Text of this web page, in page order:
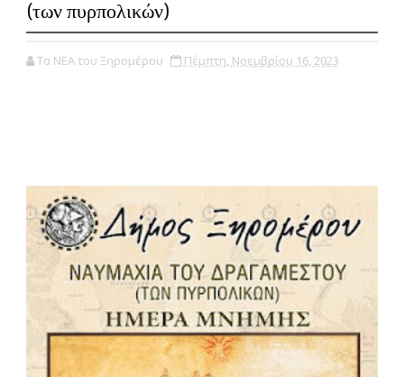
(των πυρπολικών)
Τα ΝΕΑ του Ξηρομέρου Πέμπτη, Νοεμβρίου 16, 2023